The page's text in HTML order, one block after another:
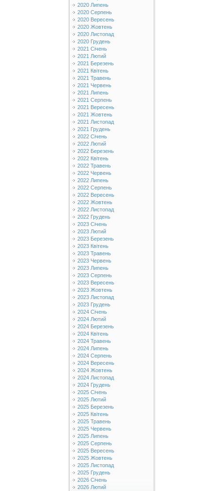
2020 Липень
2020 Серпень
2020 Вересень
2020 Жовтень
2020 Листопад
2020 Грудень
2021 Січень
2021 Лютий
2021 Березень
2021 Квітень
2021 Травень
2021 Червень
2021 Липень
2021 Серпень
2021 Вересень
2021 Жовтень
2021 Листопад
2021 Грудень
2022 Січень
2022 Лютий
2022 Березень
2022 Квітень
2022 Травень
2022 Червень
2022 Липень
2022 Серпень
2022 Вересень
2022 Жовтень
2022 Листопад
2022 Грудень
2023 Січень
2023 Лютий
2023 Березень
2023 Квітень
2023 Травень
2023 Червень
2023 Липень
2023 Серпень
2023 Вересень
2023 Жовтень
2023 Листопад
2023 Грудень
2024 Січень
2024 Лютий
2024 Березень
2024 Квітень
2024 Травень
2024 Липень
2024 Серпень
2024 Вересень
2024 Жовтень
2024 Листопад
2024 Грудень
2025 Січень
2025 Лютий
2025 Березень
2025 Квітень
2025 Травень
2025 Червень
2025 Липень
2025 Серпень
2025 Вересень
2025 Жовтень
2025 Листопад
2025 Грудень
2026 Січень
2026 Лютий